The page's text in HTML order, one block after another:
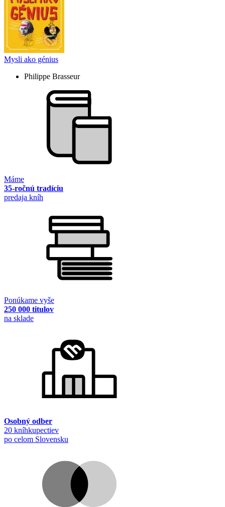
Mysli ako génius
Philippe Brasseur
Máme
35-ročnú tradíciu
predaja kníh
Ponúkame vyše
250 000 titulov
na sklade
Osobný odber
20 kníhkupectiev
po celom Slovensku